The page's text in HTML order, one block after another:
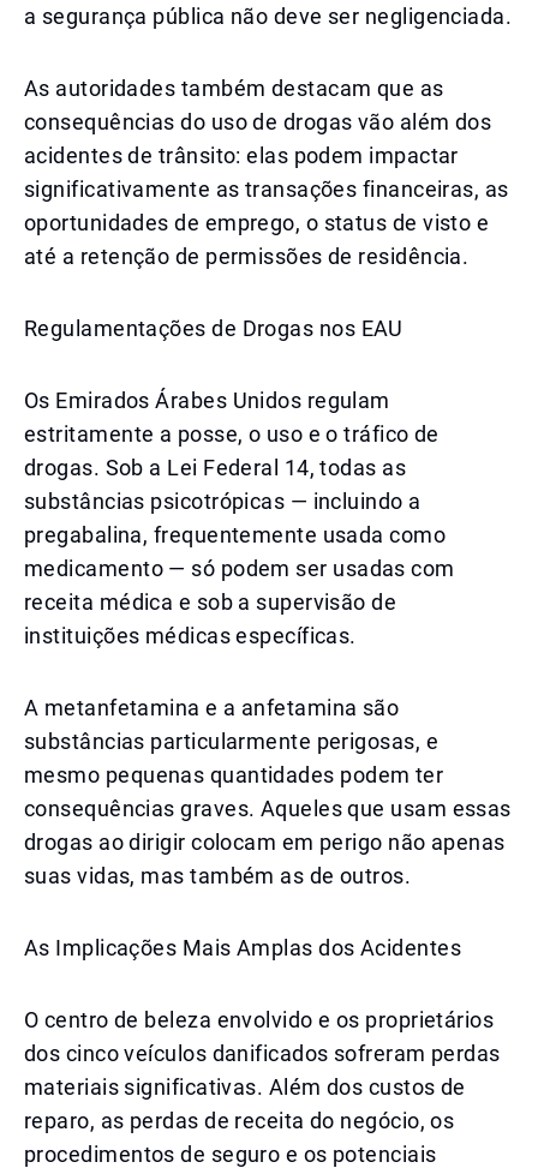
a segurança pública não deve ser negligenciada.
As autoridades também destacam que as
consequências do uso de drogas vão além dos
acidentes de trânsito: elas podem impactar
significativamente as transações financeiras, as
oportunidades de emprego, o status de visto e
até a retenção de permissões de residência.
Regulamentações de Drogas nos EAU
Os Emirados Árabes Unidos regulam
estritamente a posse, o uso e o tráfico de
drogas. Sob a Lei Federal 14, todas as
substâncias psicotrópicas — incluindo a
pregabalina, frequentemente usada como
medicamento — só podem ser usadas com
receita médica e sob a supervisão de
instituições médicas específicas.
A metanfetamina e a anfetamina são
substâncias particularmente perigosas, e
mesmo pequenas quantidades podem ter
consequências graves. Aqueles que usam essas
drogas ao dirigir colocam em perigo não apenas
suas vidas, mas também as de outros.
As Implicações Mais Amplas dos Acidentes
O centro de beleza envolvido e os proprietários
dos cinco veículos danificados sofreram perdas
materiais significativas. Além dos custos de
reparo, as perdas de receita do negócio, os
procedimentos de seguro e os potenciais